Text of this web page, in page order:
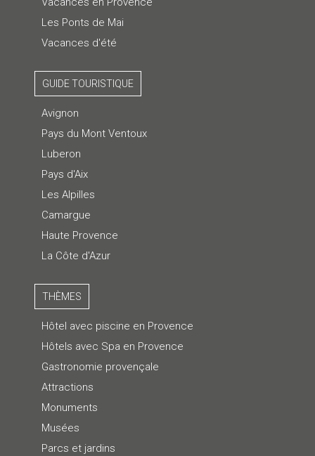
Les Ponts de Mai
Vacances d'été
GUIDE TOURISTIQUE
Avignon
Pays du Mont Ventoux
Luberon
Pays d'Aix
Les Alpilles
Camargue
Haute Provence
La Côte d'Azur
THÈMES
Hôtel avec piscine en Provence
Hôtels avec Spa en Provence
Gastronomie provençale
Attractions
Monuments
Musées
Parcs et jardins